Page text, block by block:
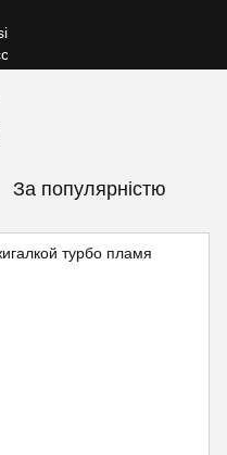
За популярністю